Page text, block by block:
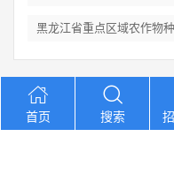
黑龙江省重点区域农作物
Copyright © 2012-2026 中
ICP备2023026371号-2
首页 搜索